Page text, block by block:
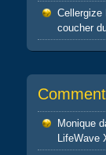
Cellergize
coucher
Monique
LifeWave